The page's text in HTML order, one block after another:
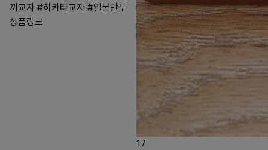
끼교자 #하카타교자 #일본만두
상품링크
17